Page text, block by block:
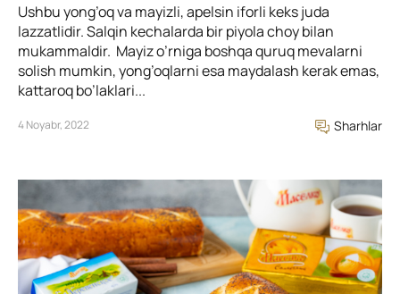
Ushbu yong’oq va mayizli, apelsin iforli keks juda
lazzatlidir. Salqin kechalarda bir piyola choy bilan
mukammaldir. Mayiz o’rniga boshqa quruq mevalarni
solish mumkin, yong’oqlarni esa maydalash kerak emas,
kattaroq bo’laklari...
4 Noyabr, 2022 Sharhlar